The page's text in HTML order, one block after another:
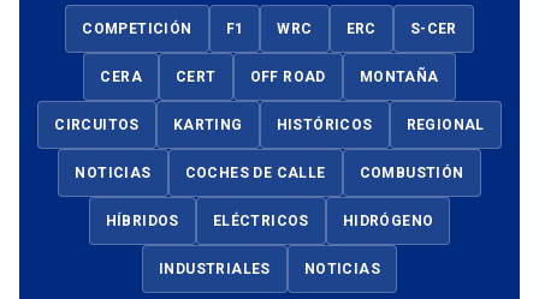
COMPETICIÓN F1 WRC ERC S-CER
CERA CERT OFF ROAD MONTAÑA
CIRCUITOS KARTING HISTÓRICOS REGIONAL
NOTICIAS COCHES DE CALLE COMBUSTIÓN
HÍBRIDOS ELÉCTRICOS HIDRÓGENO
INDUSTRIALES NOTICIAS